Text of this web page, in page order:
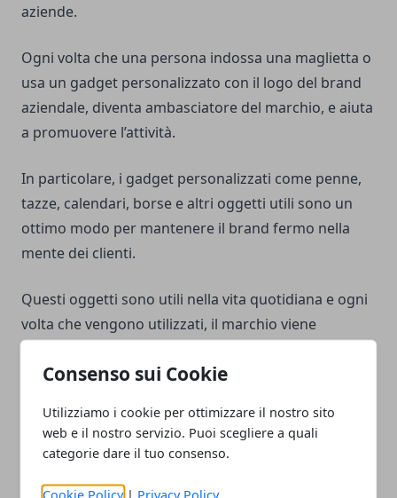
Consenso sui Cookie
Utilizziamo i cookie per ottimizzare il nostro sito
web e il nostro servizio. Puoi scegliere a quali
categorie dare il tuo consenso.
Cookie Policy | Privacy Policy
aziende.
Ogni volta che una persona indossa una maglietta o
usa un gadget personalizzato con il logo del brand
aziendale, diventa ambasciatore del marchio, e aiuta
a promuovere l’attività.
In particolare, i gadget personalizzati come penne,
tazze, calendari, borse e altri oggetti utili sono un
ottimo modo per mantenere il brand fermo nella
mente dei clienti.
Questi oggetti sono utili nella vita quotidiana e ogni
volta che vengono utilizzati, il marchio viene
esposto.
visual communication molto efficace.
Le magliette, le polo, i cappellini e altri capi di
abbigliamento con il logo del tuo brand possono